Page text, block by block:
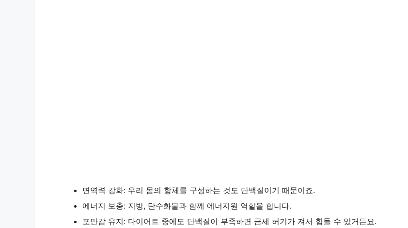
면역력 강화: 우리 몸의 항체를 구성하는 것도 단백질이기 때문이죠.
에너지 보충: 지방, 탄수화물과 함께 에너지원 역할을 합니다.
포만감 유지: 다이어트 중에도 단백질이 부족하면 금세 허기가 져서 힘들 수 있거든요.